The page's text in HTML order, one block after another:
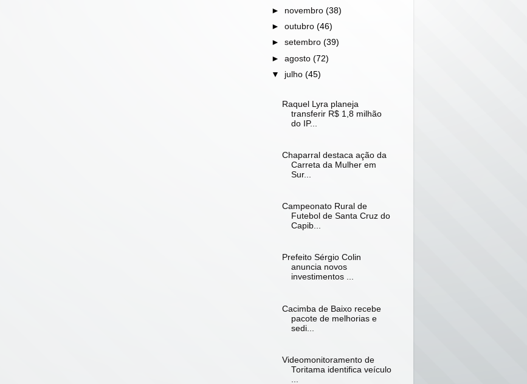
► novembro(38)
►outubro(46)
►setembro(39)
►agosto(72)
▼ julho(45)
Raquel Lyra planeja
transferir R$ 1,8 milhão
do IP...
Chaparral destaca ação da
Carreta da Mulher em
Sur...
Campeonato Rural de
Futebol de Santa Cruz do
Capib...
Prefeito Sérgio Colin
anuncia novos
investimentos ...
Cacimba de Baixo recebe
pacote de melhorias e
sedi...
Videomonitoramento de
Toritama identifica veículo